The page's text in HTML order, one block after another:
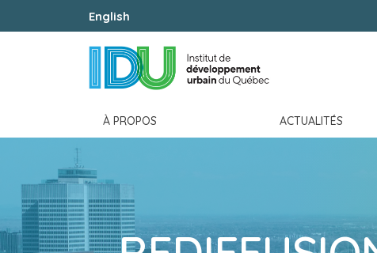
English
À PROPOS ACTUALITÉS